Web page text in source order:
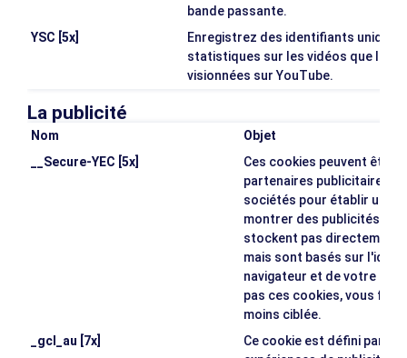
bande passante.
YSC [5x]
Enregistrez des identifiants
statistiques sur les vidéos que les
visionnées sur YouTube.
La publicité
Nom
Objet
__Secure-YEC [5x]
Ces cookies peuvent être
partenaires publicitaires.
sociétés pour établir un
montrer des publicités
stockent pas directement
mais sont basés sur
navigateur et de votre
pas ces cookies, vous
moins ciblée.
_gcl_au [7x]
Ce cookie est défini par